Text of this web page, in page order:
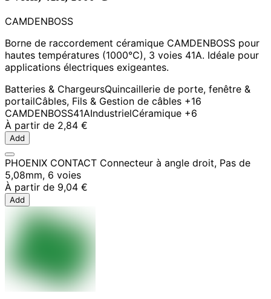
CAMDENBOSS
Borne de raccordement céramique CAMDENBOSS pour
hautes températures (1000°C), 3 voies 41A. Idéale pour
applications électriques exigeantes.
Batteries & ChargeursQuincaillerie de porte, fenêtre &
portailCâbles, Fils & Gestion de câbles +16
CAMDENBOSS41AIndustrielCéramique +6
À partir de 2,84 €
Add
PHOENIX CONTACT Connecteur à angle droit, Pas de
5,08mm, 6 voies
À partir de 9,04 €
Add